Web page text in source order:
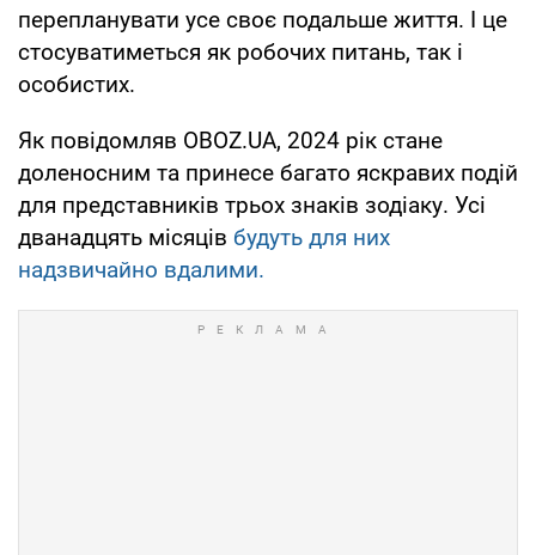
перепланувати усе своє подальше життя. І це
стосуватиметься як робочих питань, так і
особистих.
Як повідомляв OBOZ.UA, 2024 рік стане
доленосним та принесе багато яскравих подій
для представників трьох знаків зодіаку. Усі
дванадцять місяців будуть для них
надзвичайно вдалими.